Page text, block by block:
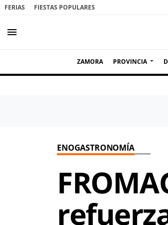
FERIAS FIESTAS POPULARES
menu
ZAMORA PROVINCIA
ENOGASTRONOMÍA